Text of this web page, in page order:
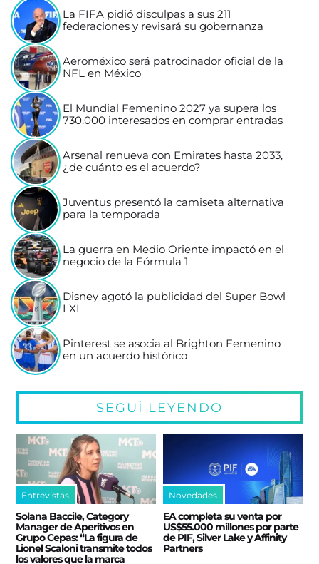
La FIFA pidió disculpas a sus 211
federaciones y revisará su gobernanza
Aeroméxico será patrocinador oficial de la
NFL en México
El Mundial Femenino 2027 ya supera los
730.000 interesados en comprar entradas
Arsenal renueva con Emirates hasta 2033,
¿de cuánto es el acuerdo?
Juventus presentó la camiseta alternativa
para la temporada
La guerra en Medio Oriente impactó en el
negocio de la Fórmula 1
Disney agotó la publicidad del Super Bowl
LXI
Pinterest se asocia al Brighton Femenino
en un acuerdo histórico
SEGUÍ LEYENDO
Entrevistas
Solana Baccile, Category
Manager de Aperitivos en
Grupo Cepas: “La figura de
Lionel Scaloni transmite todos
los valores que la marca
Novedades
EA completa su venta por
US$55.000 millones por parte
de PIF, Silver Lake y Affinity
Partners